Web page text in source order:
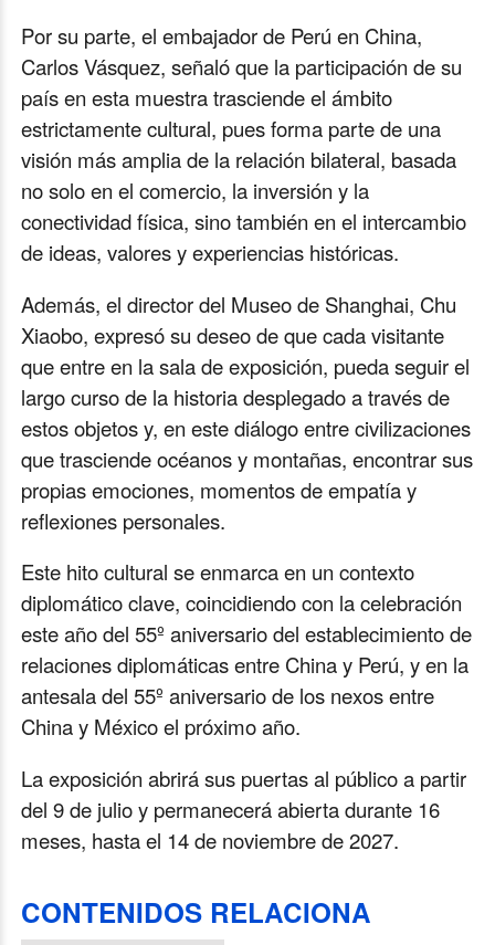
Por su parte, el embajador de Perú en China,
Carlos Vásquez, señaló que la participación de su
país en esta muestra trasciende el ámbito
estrictamente cultural, pues forma parte de una
visión más amplia de la relación bilateral, basada
no solo en el comercio, la inversión y la
conectividad física, sino también en el intercambio
de ideas, valores y experiencias históricas.
Además, el director del Museo de Shanghai, Chu
Xiaobo, expresó su deseo de que cada visitante
que entre en la sala de exposición, pueda seguir el
largo curso de la historia desplegado a través de
estos objetos y, en este diálogo entre civilizaciones
que trasciende océanos y montañas, encontrar sus
propias emociones, momentos de empatía y
reflexiones personales.
Este hito cultural se enmarca en un contexto
diplomático clave, coincidiendo con la celebración
este año del 55º aniversario del establecimiento de
relaciones diplomáticas entre China y Perú, y en la
antesala del 55º aniversario de los nexos entre
China y México el próximo año.
La exposición abrirá sus puertas al público a partir
del 9 de julio y permanecerá abierta durante 16
meses, hasta el 14 de noviembre de 2027.
CONTENIDOS RELACIONA